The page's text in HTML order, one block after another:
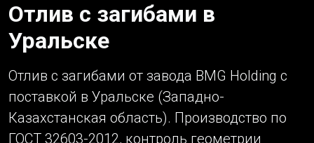
Отлив с загибами в
Уральске
Отлив с загибами от завода BMG Holding с
поставкой в Уральске (Западно-
Казахстанская область). Производство по
ГОСТ 32603-2012, контроль геометрии